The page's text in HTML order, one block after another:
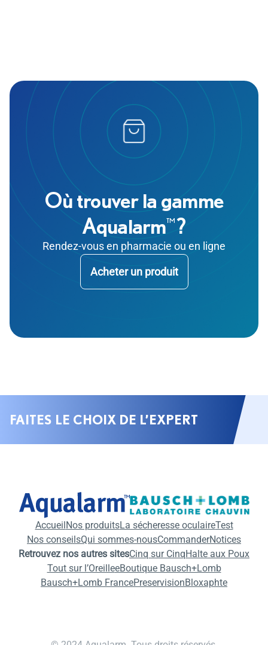
Où trouver la gamme
Aqualarm™?
Rendez-vous en pharmacie ou en ligne
Acheter un produit
FAITES LE CHOIX DE L’EXPERT
AccueilNos produitsLa sécheresse oculaireTest
Nos conseilsQui sommes-nousCommanderNotices
Retrouvez nos autres sitesCinq sur CinqHalte aux Poux
Tout sur l’OreilleeBoutique Bausch+Lomb
Bausch+Lomb FrancePreservisionBloxaphte